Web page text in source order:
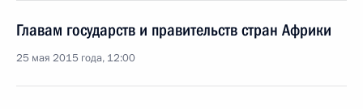
Главам государств и правительств стран Африки
25 мая 2015 года, 12:00